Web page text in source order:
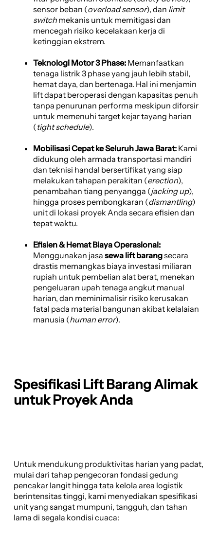
sensor beban (overload sensor), dan limit
switch mekanis untuk memitigasi dan
mencegah risiko kecelakaan kerja di
ketinggian ekstrem.
Teknologi Motor 3 Phase: Memanfaatkan
tenaga listrik 3 phase yang jauh lebih stabil,
hemat daya, dan bertenaga. Hal ini menjamin
lift dapat beroperasi dengan kapasitas penuh
tanpa penurunan performa meskipun diforsir
untuk memenuhi target kejar tayang harian
(tight schedule).
Mobilisasi Cepat ke Seluruh Jawa Barat: Kami
didukung oleh armada transportasi mandiri
dan teknisi handal bersertifikat yang siap
melakukan tahapan perakitan (erection),
penambahan tiang penyangga (jacking up),
hingga proses pembongkaran (dismantling)
unit di lokasi proyek Anda secara efisien dan
tepat waktu.
Efisien & Hemat Biaya Operasional:
Menggunakan jasa sewa lift barangsecara
drastis memangkas biaya investasi miliaran
rupiah untuk pembelian alat berat, menekan
pengeluaran upah tenaga angkut manual
harian, dan meminimalisir risiko kerusakan
fatal pada material bangunan akibat kelalaian
manusia (human error).
Spesifikasi Lift Barang Alimak
untuk Proyek Anda
Untuk mendukung produktivitas harian yang padat,
mulai dari tahap pengecoran fondasi gedung
pencakar langit hingga tata kelola area logistik
berintensitas tinggi, kami menyediakan spesifikasi
unit yang sangat mumpuni, tangguh, dan tahan
lama di segala kondisi cuaca: